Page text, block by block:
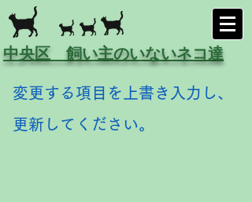
中央区 飼い主のいないネコ達
変更する項目を上書き入力し、
更新してください。